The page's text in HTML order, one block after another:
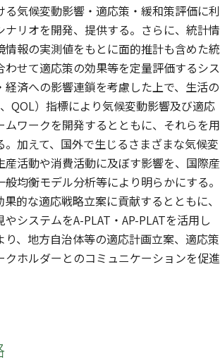
藤田 知弘
気候変動適応センタ
ー
肱岡 靖明
気候変動適応センタ
ー
YOON Eunjoo
WU Wenchao
QIAN Tana
蛭田 有希
平田 晶子
福村 佳美
PULPADAN Yunusali LIAN Maychee
田崎 智宏
資源循環領域
PHUNG Vera Ling Hui
天沼 絵理
ESTOQUE RONALD
CANERO
る気候変動影響・適応策・緩和策評価に利
ナリオを開発、提供する。さらに、統計情
情報の実測値をもとに面的推計も含めた統
せて適応策の効果等を定量評価するシス
経済への影響連鎖を考慮した上で、生活の
QOL）指標により気候変動影響及び適応
ムワークを開発するとともに、それらを用
。加えて、国外で生じるさまざまな気候変
産活動や消費活動に及ぼす影響を、国際産
均衡モデル分析等により明らかにする。
的な適応戦略立案に貢献するとともに、
システムをA-PLAT・AP-PLATを活用し
り、地方自治体等の適応計画立案、適応策
クホルダーとのコミュニケーションを促進